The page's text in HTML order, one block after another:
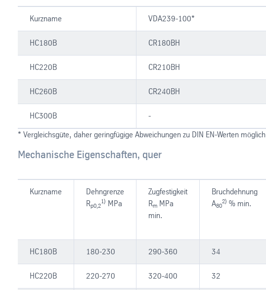
Kurzname VDA239-100*
HC180B CR180BH
HC220B CR210BH
HC260B CR240BH
HC300B -
* Vergleichsgüte, daher geringfügige Abweichungen zu DIN EN-Werten möglich
Mechanische Eigenschaften, quer
Kurzname
Dehngrenze
Rp0,2
1) MPa
Zugfestigkeit
Rm MPa
min.
Bruchdehnung
A80
2) % min.
HC180B 180-230 290-360 34
HC220B 220-270 320-400 32